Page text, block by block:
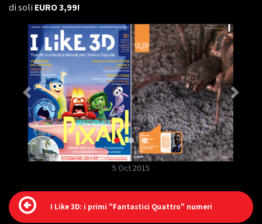
di soli EURO 3,99!
5 Oct 2015
I Like 3D: i primi "Fantastici Quattro" numeri